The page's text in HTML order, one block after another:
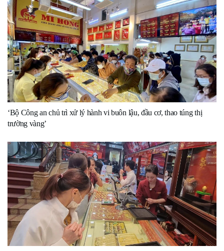
‘Bộ Công an chủ trì xử lý hành vi buôn lậu, đầu cơ, thao túng thị
trường vàng’